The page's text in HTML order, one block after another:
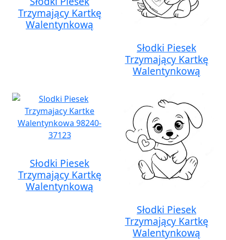
Trzymający Kartkę
Walentynkową
Słodki Piesek
Trzymający Kartkę
Walentynkową
Słodki Piesek
Trzymający Kartkę
Walentynkową
Słodki Piesek
Trzymający Kartkę
Walentynkową